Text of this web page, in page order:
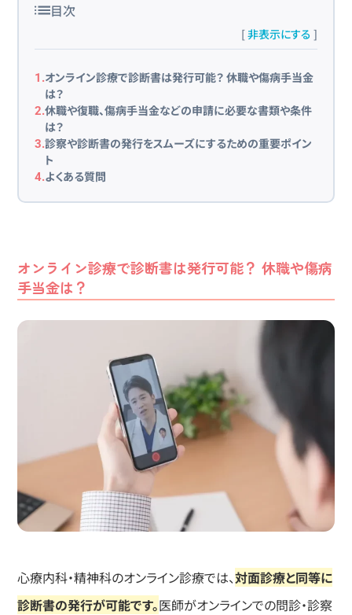
目次
[非表示にする ]
1.オンライン診療で診断書は発行可能？ 休職や傷病手当金
は？
2.休職や復職、傷病手当金などの申請に必要な書類や条件
は？
3.診察や診断書の発行をスムーズにするための重要ポイン
ト
4.よくある質問
オンライン診療で診断書は発行可能？ 休職や傷病
手当金は？
心療内科・精神科のオンライン診療では、対面診療と同等に
診断書の発行が可能です。医師がオンラインでの問診・診察